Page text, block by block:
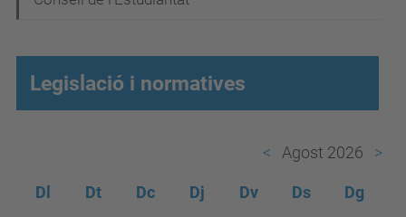
Legislació i normatives
Agost 2026
Dl Dt Dc Dj Dv Ds Dg